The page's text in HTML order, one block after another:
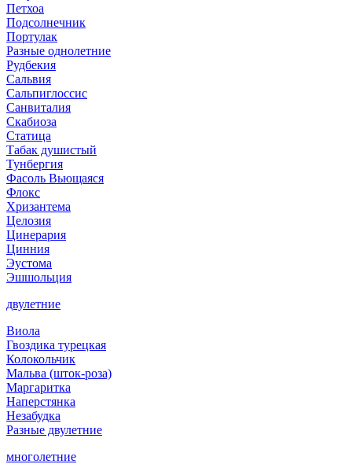
Петхоа
Подсолнечник
Портулак
Разные однолетние
Рудбекия
Сальвия
Сальпиглоссис
Санвиталия
Скабиоза
Статица
Табак душистый
Тунбергия
Фасоль Вьющаяся
Флокс
Хризантема
Целозия
Цинерария
Цинния
Эустома
Эшшольция
двулетние
Виола
Гвоздика турецкая
Колокольчик
Мальва (шток-роза)
Маргаритка
Наперстянка
Незабудка
Разные двулетние
многолетние